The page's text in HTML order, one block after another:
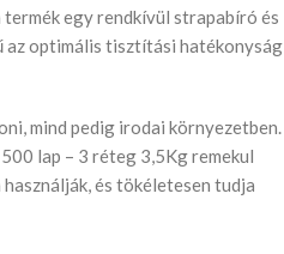
egy rendkívül strapabíró és
optimális tisztítási hatékonyság
mind pedig irodai környezetben.
lap – 3 réteg 3,5Kg remekul
és tökéletesen tudja